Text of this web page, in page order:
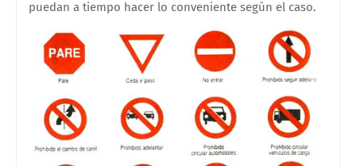
puedan a tiempo hacer lo conveniente según el caso.